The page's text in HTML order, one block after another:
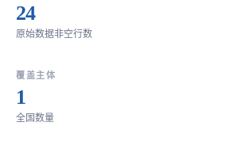
24
原始数据非空行数
覆盖主体
1
全国数量